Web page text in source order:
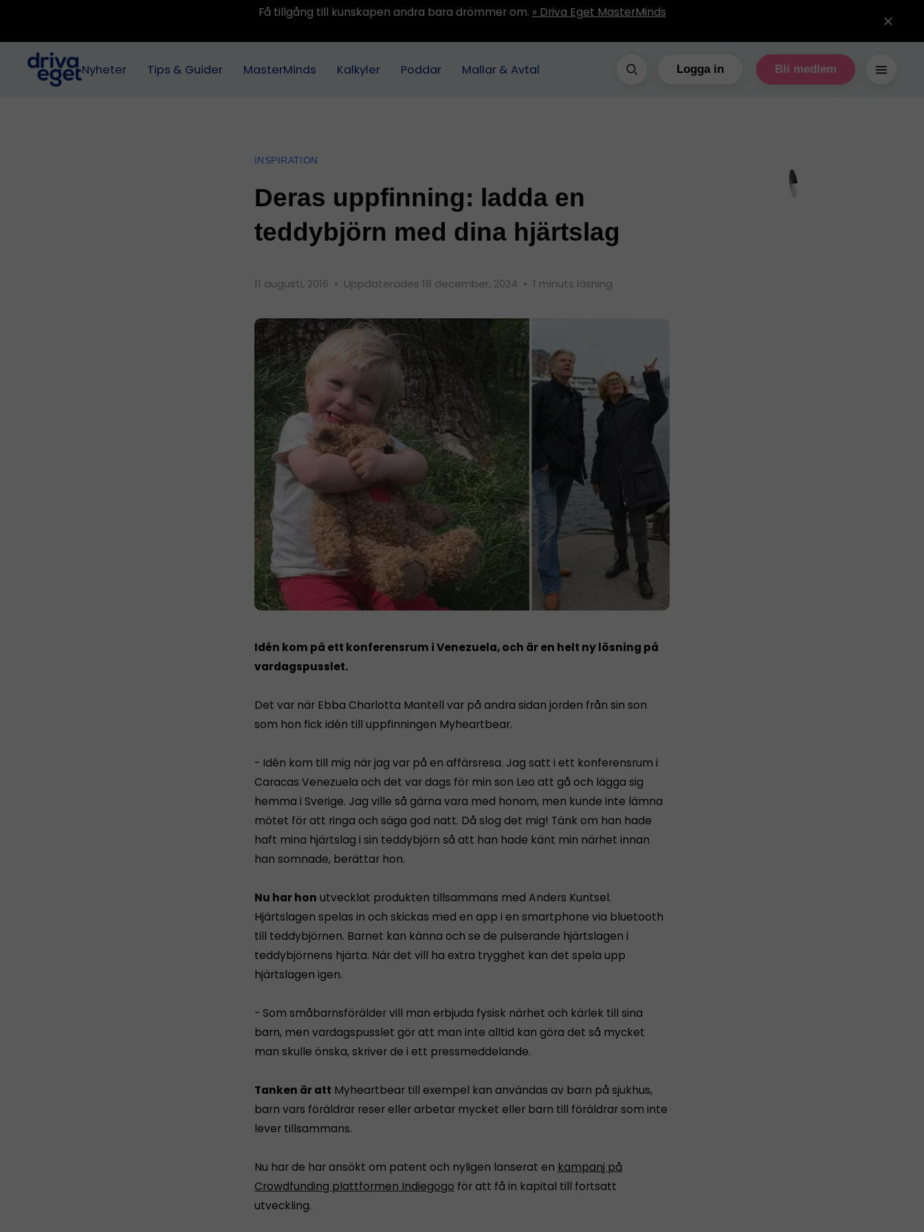
Få tillgång till kunskapen andra bara drömmer om. » Driva Eget MasterMinds
Nyheter Tips & Guider MasterMinds Kalkyler Poddar Mallar & Avtal Logga in Bli medlem
INSPIRATION
Deras uppfinning: ladda en
teddybjörn med dina hjärtslag
11 augusti, 2016 • Uppdaterades 18 december, 2024 • 1 minuts läsning
Idén kom på ett konferensrum i Venezuela, och är en helt ny lösning på
vardagspusslet.
Det var när Ebba Charlotta Mantell var på andra sidan jorden från sin son
som hon fick idén till uppfinningen Myheartbear.
- Idén kom till mig när jag var på en affärsresa. Jag satt i ett konferensrum i
Caracas Venezuela och det var dags för min son Leo att gå och lägga sig
hemma i Sverige. Jag ville så gärna vara med honom, men kunde inte lämna
mötet för att ringa och säga god natt. Då slog det mig! Tänk om han hade
haft mina hjärtslag i sin teddybjörn så att han hade känt min närhet innan
han somnade, berättar hon.
Nu har hon utvecklat produkten tillsammans med Anders Kuntsel.
Hjärtslagen spelas in och skickas med en app i en smartphone via bluetooth
till teddybjörnen. Barnet kan känna och se de pulserande hjärtslagen i
teddybjörnens hjärta. När det vill ha extra trygghet kan det spela upp
hjärtslagen igen.
- Som småbarnsförälder vill man erbjuda fysisk närhet och kärlek till sina
barn, men vardagspusslet gör att man inte alltid kan göra det så mycket
man skulle önska, skriver de i ett pressmeddelande.
Tanken är att Myheartbear till exempel kan användas av barn på sjukhus,
barn vars föräldrar reser eller arbetar mycket eller barn till föräldrar som inte
lever tillsammans.
Nu har de har ansökt om patent och nyligen lanserat en kampanj på
Crowdfunding plattformen Indiegogo för att få in kapital till fortsatt
utveckling.